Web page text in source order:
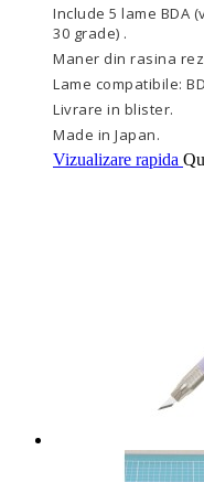
Include 5 lame BDA
30 grade) .
Maner din rasina
Lame compatibile:
Livrare in blister.
Made in Japan.
Vizualizare rapida